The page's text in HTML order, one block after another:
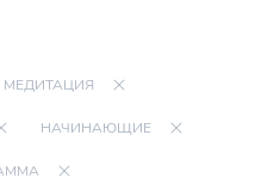
МЕДИТАЦИЯ
НАЧИНАЮЩИЕ